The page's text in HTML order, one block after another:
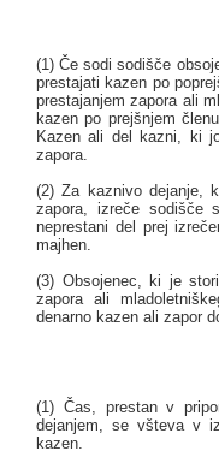
(1) Če sodi sodišče
prestajati kazen po
prestajanjem zapora ali
kazen po prejšnjem
Kazen ali del kazni, ki
zapora.
(2) Za kaznivo dejanje,
zapora, izreče sodišče
neprestani del prej
majhen.
(3) Obsojenec, ki je
zapora ali
denarno kazen ali zapor
(1) Čas, prestan v
dejanjem, se všteva v
kazen.